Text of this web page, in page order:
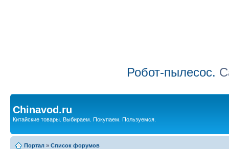
Робот-пылесос.
Chinavod.ru
Китайские товары. Выбираем. Покупаем. Пользуемся.
Портал » Список форумов